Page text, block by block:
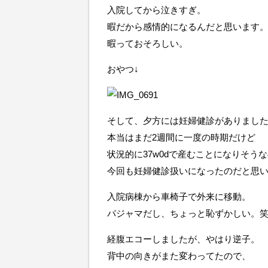
入院してから泣きすぎ。
暇だから感情的になるんだと思います。
暇っておそろしい。
おやつ↓
そして、夕方には妊婦健診がありました
本当はまだ2週間に一度の時期だけど
状況的に37w0dで産むことになりそう
今回も妊婦健診扱いになったのだと思い
入院病棟から車椅子で外来に移動。
パジャマだし、ちょっと恥ずかしい。笑
経腹エコーしましたが、やはり逆子。
背中の向きがまた変わってたので、